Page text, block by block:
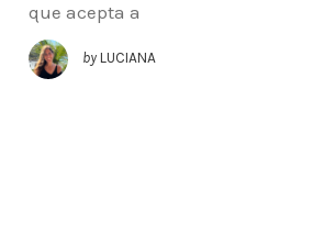
que acepta a
by LUCIANA